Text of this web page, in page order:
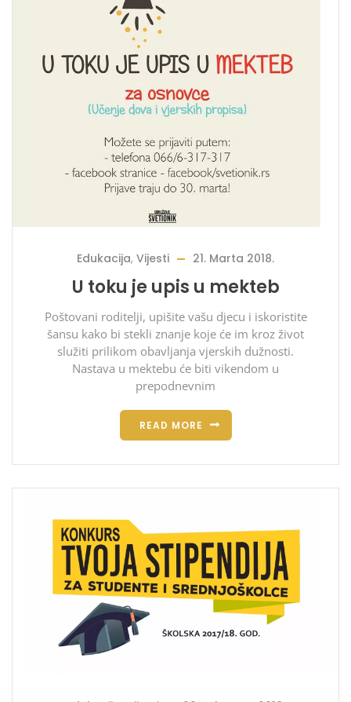
Edukacija, Vijesti 21. Marta 2018.
U toku je upis u mekteb
Poštovani roditelji, upišite vašu djecu i iskoristite
šansu kako bi stekli znanje koje će im kroz život
služiti prilikom obavljanja vjerskih dužnosti.
Nastava u mektebu će biti vikendom u
prepodnevnim
READ MORE